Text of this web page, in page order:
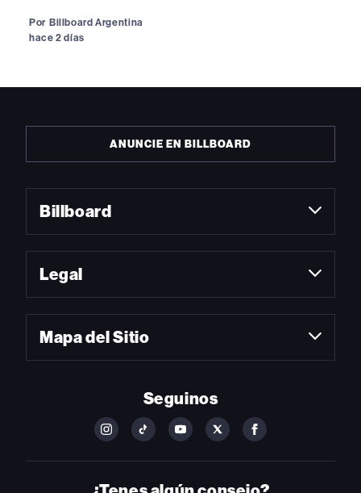
Por Billboard Argentina
hace 2 días
ANUNCIE EN BILLBOARD
Billboard
Legal
Mapa del Sitio
Seguinos
FOLLOW
ON
INSTAGRAM
FOLLOW
ON
YOUTUBE
FOLLOW
ON
YOUTUBE
FOLLOW
ON
FOLLOW
ON
FACEBOOK